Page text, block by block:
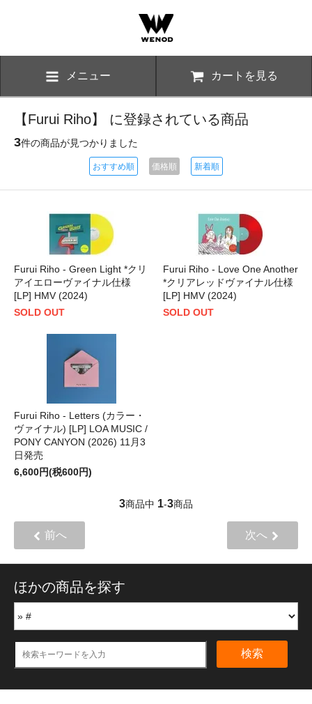
メニュー カートを見る
【Furui Riho】 に登録されている商品
3件の商品が見つかりました
おすすめ順 価格順 新着順
Furui Riho - Green Light *クリ
アイエローヴァイナル仕様
[LP] HMV (2024)
SOLD OUT
Furui Riho - Love One Another
*クリアレッドヴァイナル仕様
[LP] HMV (2024)
SOLD OUT
Furui Riho - Letters (カラー・
ヴァイナル) [LP] LOA MUSIC /
PONY CANYON (2026) 11月3
日発売
6,600円(税600円)
3商品中 1-3商品
前へ 次へ
ほかの商品を探す
検索